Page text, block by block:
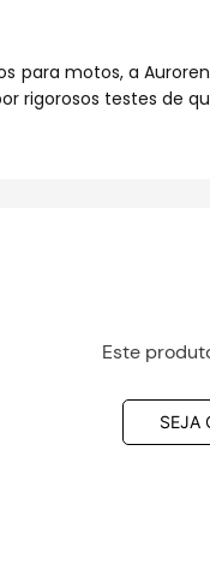
para motos, a
rigorosos testes de
Este
SEJA